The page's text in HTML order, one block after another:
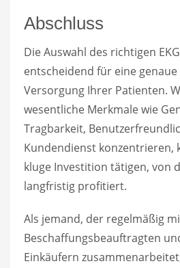
Abschluss
Die Auswahl des richtigen
entscheidend für eine
Versorgung Ihrer Patienten.
wesentliche Merkmale wie
Tragbarkeit,
Kundendienst konzentrieren,
kluge Investition tätigen, von
langfristig profitiert.
Als jemand, der regelmäßig
Beschaffungsbeauftragten
Einkäufern